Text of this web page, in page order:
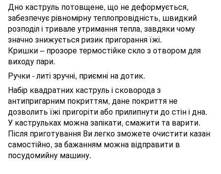
Дно каструль потовщене, що не деформується,
забезпечує рівномірну теплопровідність, швидкий
розподіл і тривале утримання тепла, завдяки чому
значно знижується ризик пригорання їжі.
Кришки – прозоре термостійке скло з отвором для
виходу пари.
Ручки - литі зручні, приємні на дотик.
Набір квадратних каструль і сковорода з
антипригарним покриттям, дане покриття не
дозволить їжі пригоріти або прилипнути до стін і дна.
У каструльках можна запікати, смажити та варити.
Після приготування Ви легко зможете очистити казан
самостійно, за бажанням можна відправити в
посудомийну машину.